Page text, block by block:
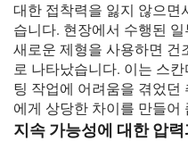
대한 접착력을 잃지 않으면
습니다. 현장에서 수행된
새로운 제형을 사용하면 건
로 나타났습니다. 이는 스
팅 작업에 어려움을 겪었던
에게 상당한 차이를 만들어
지속 가능성에 대한 압